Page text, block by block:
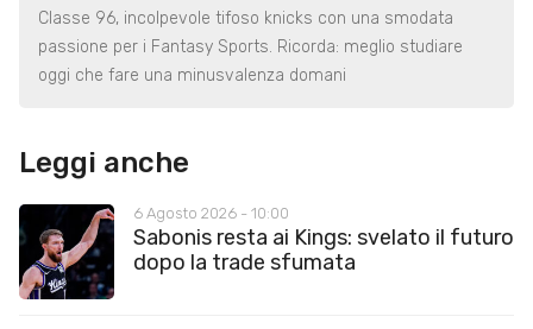
Classe 96, incolpevole tifoso knicks con una smodata
passione per i Fantasy Sports. Ricorda: meglio studiare
oggi che fare una minusvalenza domani
Leggi anche
6 Agosto 2026 - 10:00
Sabonis resta ai Kings: svelato il futuro
dopo la trade sfumata